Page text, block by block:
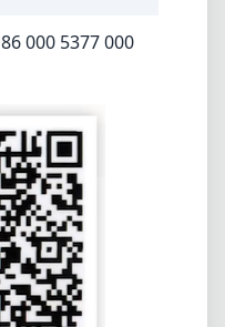
86 000 5377 000